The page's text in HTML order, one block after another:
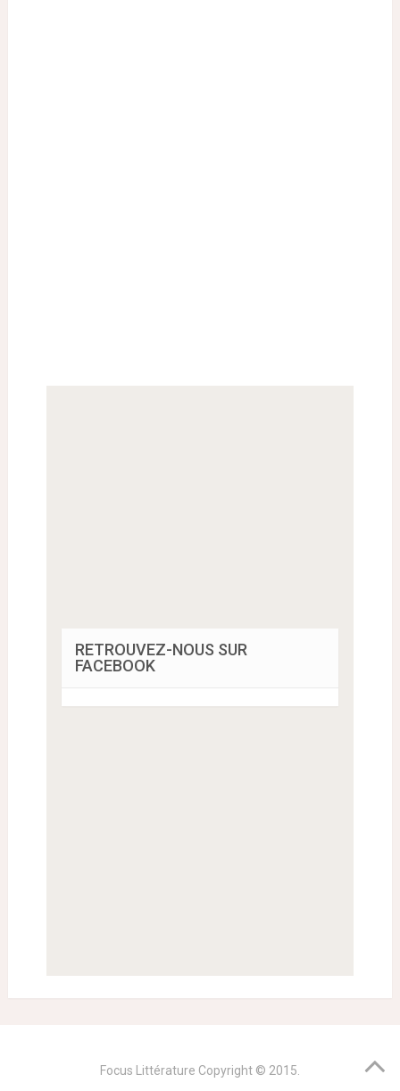
RETROUVEZ-NOUS SUR
FACEBOOK
Focus Littérature Copyright © 2015.